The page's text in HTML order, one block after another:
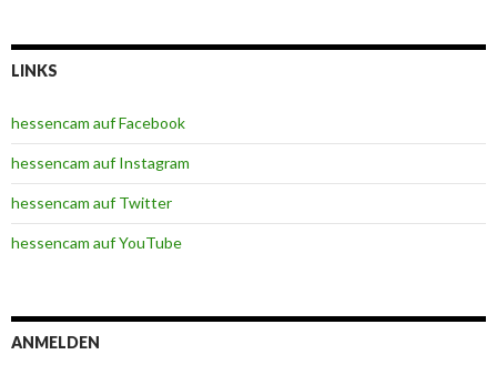
LINKS
hessencam auf Facebook
hessencam auf Instagram
hessencam auf Twitter
hessencam auf YouTube
ANMELDEN